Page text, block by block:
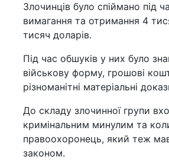
Злочинців було спіймано під
вимагання та отримання 4
тисяч доларів.
Під час обшуків у них було
військову форму, грошові
різноманітні матеріальні
До складу злочинної групи
кримінальним минулим та
правоохоронець, який теж
законом.